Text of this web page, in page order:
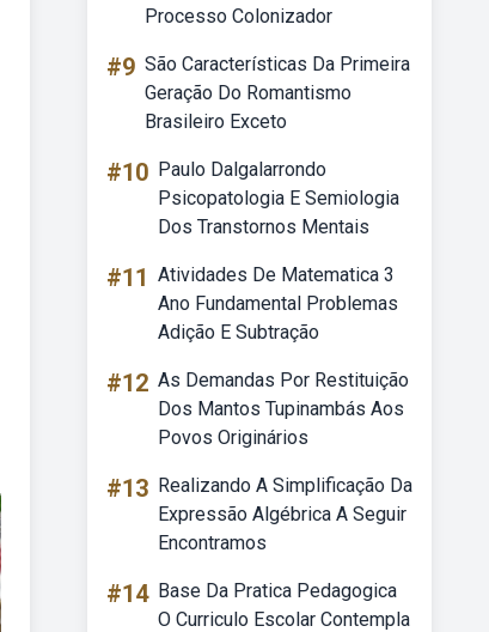
Processo Colonizador
#9 São Características Da Primeira
Geração Do Romantismo
Brasileiro Exceto
#10 Paulo Dalgalarrondo
Psicopatologia E Semiologia
Dos Transtornos Mentais
#11 Atividades De Matematica 3
Ano Fundamental Problemas
Adição E Subtração
#12 As Demandas Por Restituição
Dos Mantos Tupinambás Aos
Povos Originários
#13 Realizando A Simplificação Da
Expressão Algébrica A Seguir
Encontramos
#14 Base Da Pratica Pedagogica
O Curriculo Escolar Contempla